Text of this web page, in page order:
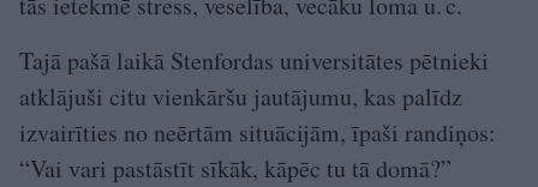
Tajā pašā laikā Stenfordas universitātes pētnieki
atklājuši citu vienkāršu jautājumu, kas palīdz
izvairīties no neērtām situācijām, īpaši randiņos:
“Vai vari pastāstīt sīkāk, kāpēc tu tā domā?”